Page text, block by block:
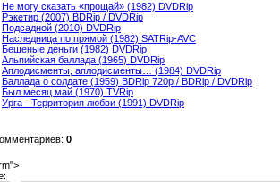
Не могу сказать «прощай» (1982) DVDRip
Рэкетир (2007) BDRip / DVDRip
Подсадной (2010) DVDRip
Наследница по прямой (1982) SATRip-AVC
Бешеные деньги (1982) DVDRip
Альпийская баллада (1965) DVDRip
Аплодисменты, аплодисменты… (1984) DVDRip
Баллада о солдате (1959) BDRip 720p / BDRip / DVDRip
Был месяц май (1970) TVRip
Урга - Территория любви (1991) DVDRip
: 0